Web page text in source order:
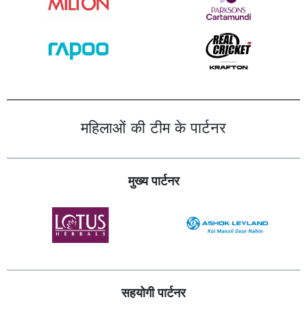
महिलाओं की टीम के पार्टनर
मुख्य पार्टनर
सहयोगी पार्टनर